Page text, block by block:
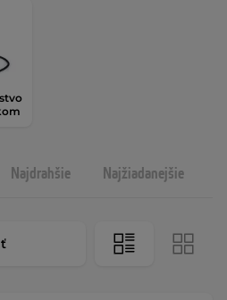
Najdrahšie Najžiadanejšie